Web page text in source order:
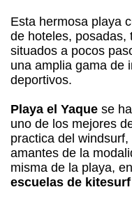
Esta hermosa playa
de hoteles, posadas,
situados a pocos
una amplia gama de
deportivos.
Playa el Yaque se
uno de los mejores
practica del
amantes de la
misma de la playa,
escuelas de